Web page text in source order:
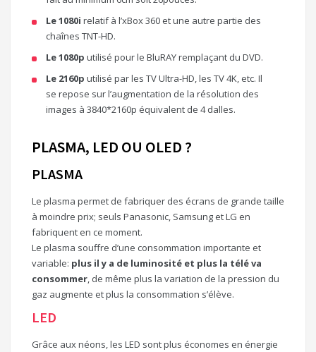
Le 1080i relatif à l’xBox 360 et une autre partie des
chaînes TNT-HD.
Le 1080p utilisé pour le BluRAY remplaçant du DVD.
Le 2160p utilisé par les TV Ultra-HD, les TV 4K, etc. Il
se repose sur l’augmentation de la résolution des
images à 3840*2160p équivalent de 4 dalles.
PLASMA, LED OU OLED ?
PLASMA
Le plasma permet de fabriquer des écrans de grande taille
à moindre prix; seuls Panasonic, Samsung et LG en
fabriquent en ce moment.
Le plasma souffre d’une consommation importante et
variable: plus il y a de luminosité et plus la télé va
consommer, de même plus la variation de la pression du
gaz augmente et plus la consommation s’élève.
LED
Grâce aux néons, les LED sont plus économes en énergie